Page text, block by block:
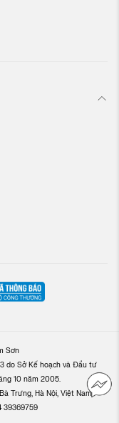
Sơn
do Sở Kế hoạch và Đầu tư
10 năm 2005.
Trưng, Hà Nội, Việt Nam.
39369759